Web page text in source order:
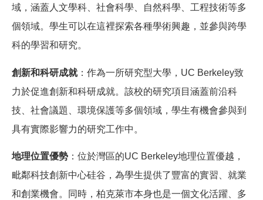
域，涵蓋人文學科、社會科學、自然科學、工程技術等多
個領域。學生可以在這裡探索各種學術興趣，並參與跨學
科的學習和研究。
創新和科研成就：作為一所研究型大學，UC Berkeley致
力於促進創新和科研成就。該校的研究項目涵蓋前沿科
技、社會議題、環境保護等多個領域，學生有機會參與到
具有實際影響力的研究工作中。
地理位置優勢 ：位於灣區的UC Berkeley地理位置優越，
毗鄰科技創新中心硅谷，為學生提供了豐富的實習、就業
和創業機會。同時，柏克萊市本身也是一個文化活躍、多